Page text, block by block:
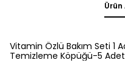
Ürün
Vitamin Özlü Bakım Seti 1
Temizleme Köpüğü-5